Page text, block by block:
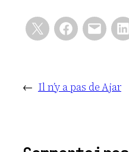
← Il n’y a pas de Ajar